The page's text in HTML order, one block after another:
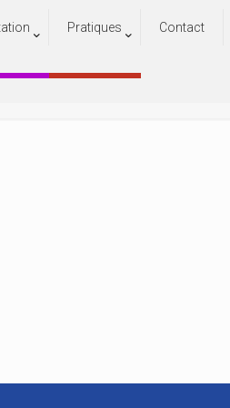
Pratiques Contact